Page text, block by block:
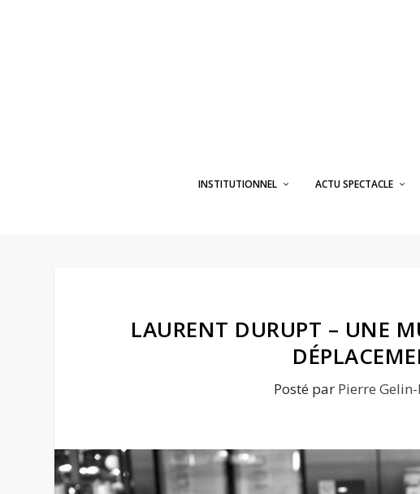
INSTITUTIONNEL ACTU SPECTACLE
LAURENT DURUPT – UNE
Posté par Pierre